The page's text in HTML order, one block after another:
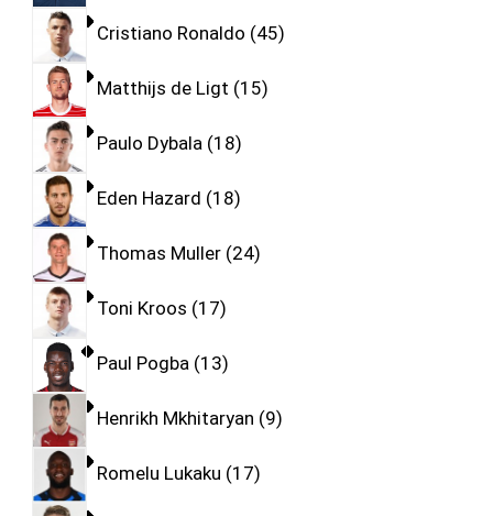
Cristiano Ronaldo 45
Matthijs de Ligt 15
Paulo Dybala 18
Eden Hazard 18
Thomas Muller 24
Toni Kroos 17
Paul Pogba 13
Henrikh Mkhitaryan 9
Romelu Lukaku 17